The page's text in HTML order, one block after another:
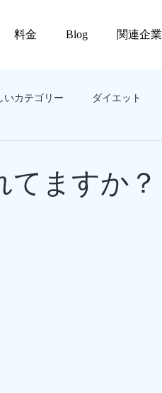
料金 Blog 関連企業
いカテゴリー ダイエット
ますか？